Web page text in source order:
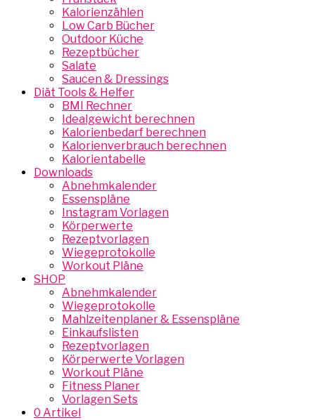
Kalorienzählen
Low Carb Bücher
Outdoor Küche
Rezeptbücher
Salate
Saucen & Dressings
Diät Tools & Helfer
BMI Rechner
Idealgewicht berechnen
Kalorienbedarf berechnen
Kalorienverbrauch berechnen
Kalorientabelle
Downloads
Abnehmkalender
Essenspläne
Instagram Vorlagen
Körperwerte
Rezeptvorlagen
Wiegeprotokolle
Workout Pläne
SHOP
Abnehmkalender
Wiegeprotokolle
Mahlzeitenplaner & Essenspläne
Einkaufslisten
Rezeptvorlagen
Körperwerte Vorlagen
Workout Pläne
Fitness Planer
Vorlagen Sets
0 Artikel